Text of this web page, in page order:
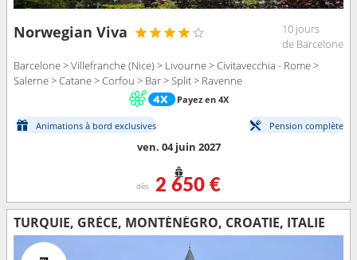
Norwegian Viva
10 jours
de Barcelone
Barcelone > Villefranche (Nice) > Livourne > Civitavecchia - Rome >
Salerne > Catane > Corfou > Bar > Split > Ravenne
Payez en 4X
Animations à bord exclusives Pension complète
ven. 04 juin 2027
dès 2 650 €
TURQUIE, GRÈCE, MONTÉNÉGRO, CROATIE, ITALIE